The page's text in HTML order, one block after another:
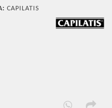
CAPILATIS